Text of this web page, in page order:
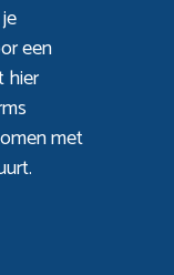
een
hier
met